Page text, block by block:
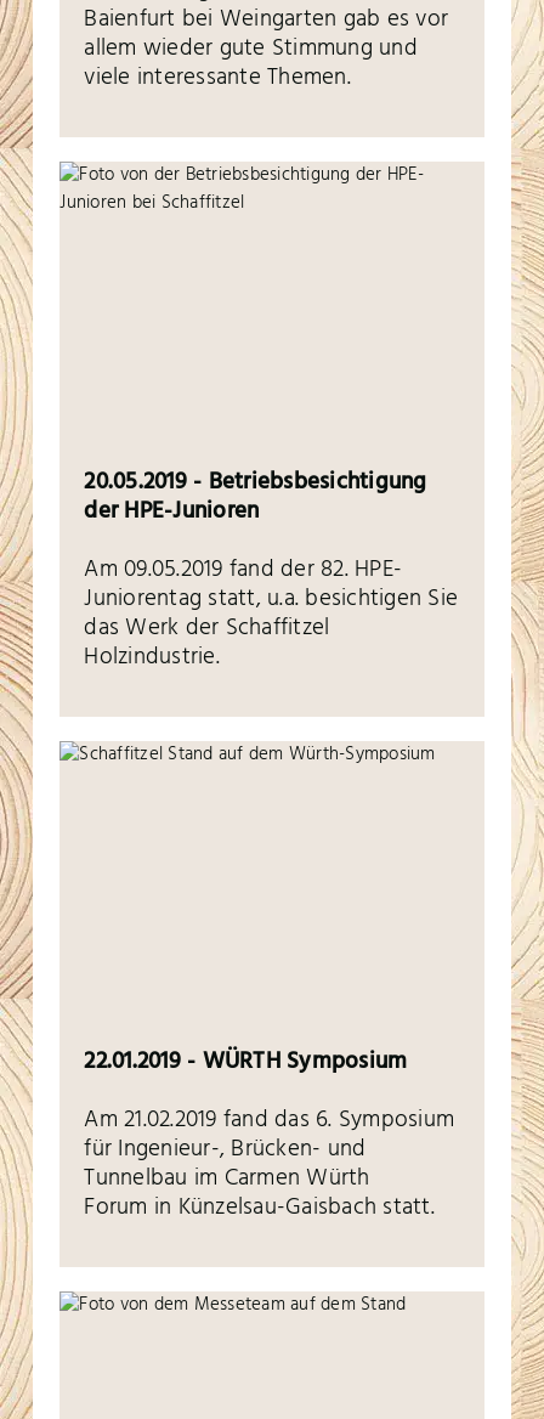
Baienfurt bei Weingarten gab es vor
allem wieder gute Stimmung und
viele interessante Themen.
20.05.2019 - Betriebsbesichtigung
der HPE-Junioren
Am 09.05.2019 fand der 82. HPE-
Juniorentag statt, u.a. besichtigen Sie
das Werk der Schaffitzel
Holzindustrie.
22.01.2019 - WÜRTH Symposium
Am 21.02.2019 fand das 6. Symposium
für Ingenieur-, Brücken- und
Tunnelbau im Carmen Würth
Forum in Künzelsau-Gaisbach statt.